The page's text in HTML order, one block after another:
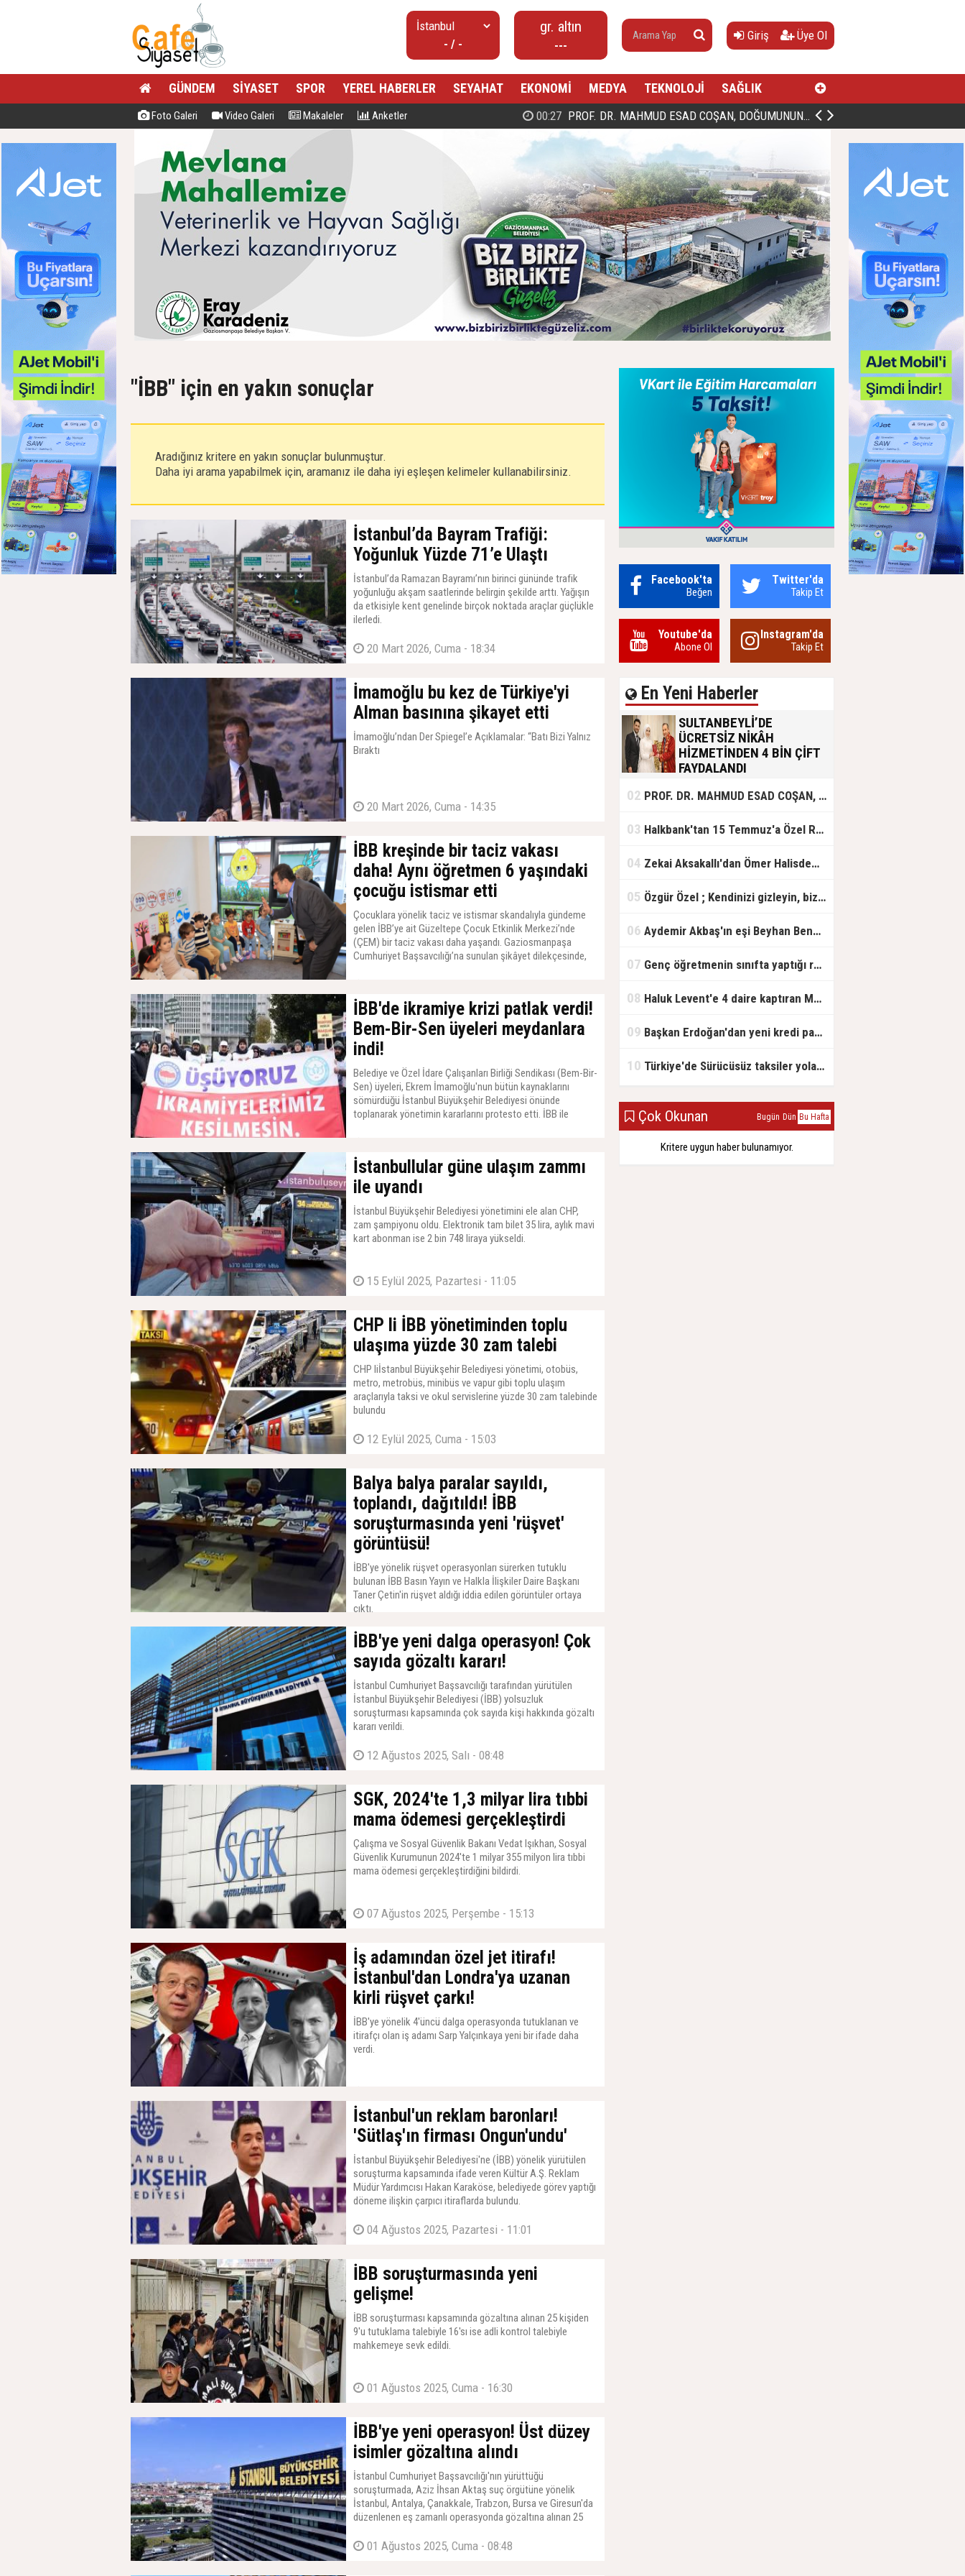
- / -
gr. altın
---
Giriş Üye Ol
GÜNDEM SİYASET SPOR YEREL HABERLER SEYAHAT EKONOMİ MEDYA TEKNOLOJİ SAĞLIK
Foto Galeri Video Galeri Makaleler Anketler 00:27 PROF. DR. MAHMUD ESAD COŞAN, DOĞUMUNUN HİCRÎ 91. YILINDA ELAZIĞ'DA YÂD EDİLECEK
"İBB" için en yakın sonuçlar
Aradığınız kritere en yakın sonuçlar bulunmuştur.
Daha iyi arama yapabilmek için, aramanız ile daha iyi eşleşen kelimeler kullanabilirsiniz.
İstanbul’da Bayram Trafiği:
Yoğunluk Yüzde 71’e Ulaştı
İstanbul’da Ramazan Bayramı’nın birinci gününde trafik
yoğunluğu akşam saatlerinde belirgin şekilde arttı. Yağışın
da etkisiyle kent genelinde birçok noktada araçlar güçlükle
ilerledi.
20 Mart 2026, Cuma - 18:34
İmamoğlu bu kez de Türkiye'yi
Alman basınına şikayet etti
İmamoğlu’ndan Der Spiegel’e Açıklamalar: “Batı Bizi Yalnız
Bıraktı
20 Mart 2026, Cuma - 14:35
İBB kreşinde bir taciz vakası
daha! Aynı öğretmen 6 yaşındaki
çocuğu istismar etti
Çocuklara yönelik taciz ve istismar skandalıyla gündeme
gelen İBB’ye ait Güzeltepe Çocuk Etkinlik Merkezi’nde
(ÇEM) bir taciz vakası daha yaşandı. Gaziosmanpaşa
Cumhuriyet Başsavcılığı’na sunulan şikâyet dilekçesinde,
U’nun ailesinin gündeme getirdiği olay ile benzerliklerin
olduğunu belirten M’nin annesi iddiaların araştırılması için
savcılığa şikayette bulundu.
İBB'de ikramiye krizi patlak verdi!
Bem-Bir-Sen üyeleri meydanlara
indi!
Belediye ve Özel İdare Çalışanları Birliği Sendikası (Bem-Bir-
Sen) üyeleri, Ekrem İmamoğlu'nun bütün kaynaklarını
sömürdüğü İstanbul Büyükşehir Belediyesi önünde
toplanarak yönetimin kararlarını protesto etti. İBB ile
kazanılmış hakkı olan ikramiyelerin kesilmesi üzerine
başlayan gerginlik sokağa taşındı. Sendika temsilcileri,
çalışanların ekonomik haklarının gasbedildiğini savunarak
belediye yönetimini ser
İstanbullular güne ulaşım zammı
ile uyandı
İstanbul Büyükşehir Belediyesi yönetimini ele alan CHP,
zam şampiyonu oldu. Elektronik tam bilet 35 lira, aylık mavi
kart abonman ise 2 bin 748 liraya yükseldi.
15 Eylül 2025, Pazartesi - 11:05
CHP li İBB yönetiminden toplu
ulaşıma yüzde 30 zam talebi
CHP liİstanbul Büyükşehir Belediyesi yönetimi, otobüs,
metro, metrobüs, minibüs ve vapur gibi toplu ulaşım
araçlarıyla taksi ve okul servislerine yüzde 30 zam talebinde
bulundu
12 Eylül 2025, Cuma - 15:03
Balya balya paralar sayıldı,
toplandı, dağıtıldı! İBB
soruşturmasında yeni 'rüşvet'
görüntüsü!
İBB'ye yönelik rüşvet operasyonları sürerken tutuklu
bulunan İBB Basın Yayın ve Halkla İlişkiler Daire Başkanı
Taner Çetin'in rüşvet aldığı iddia edilen görüntüler ortaya
çıktı.
12 Ağustos 2025, Salı - 13:03
İBB'ye yeni dalga operasyon! Çok
sayıda gözaltı kararı!
İstanbul Cumhuriyet Başsavcılığı tarafından yürütülen
İstanbul Büyükşehir Belediyesi (İBB) yolsuzluk
soruşturması kapsamında çok sayıda kişi hakkında gözaltı
kararı verildi.
12 Ağustos 2025, Salı - 08:48
SGK, 2024'te 1,3 milyar lira tıbbi
mama ödemesi gerçekleştirdi
Çalışma ve Sosyal Güvenlik Bakanı Vedat Işıkhan, Sosyal
Güvenlik Kurumunun 2024'te 1 milyar 355 milyon lira tıbbi
mama ödemesi gerçekleştirdiğini bildirdi.
07 Ağustos 2025, Perşembe - 15:13
İş adamından özel jet itirafı!
İstanbul'dan Londra'ya uzanan
kirli rüşvet çarkı!
İBB'ye yönelik 4'üncü dalga operasyonda tutuklanan ve
itirafçı olan iş adamı Sarp Yalçınkaya yeni bir ifade daha
verdi.
İstanbul'un reklam baronları!
'Sütlaş'ın firması Ongun'undu'
İstanbul Büyükşehir Belediyesi'ne (İBB) yönelik yürütülen
soruşturma kapsamında ifade veren Kültür A.Ş. Reklam
Müdür Yardımcısı Hakan Karaköse, belediyede görev yaptığı
döneme ilişkin çarpıcı itiraflarda bulundu.
04 Ağustos 2025, Pazartesi - 11:01
İBB soruşturmasında yeni
gelişme!
İBB soruşturması kapsamında gözaltına alınan 25 kişiden
9'u tutuklama talebiyle 16'sı ise adli kontrol talebiyle
mahkemeye sevk edildi.
01 Ağustos 2025, Cuma - 16:30
İBB'ye yeni operasyon! Üst düzey
isimler gözaltına alındı
İstanbul Cumhuriyet Başsavcılığı'nın yürüttüğü
soruşturmada, Aziz İhsan Aktaş suç örgütüne yönelik
İstanbul, Antalya, Çanakkale, Trabzon, Bursa ve Giresun'da
düzenlenen eş zamanlı operasyonda gözaltına alınan 25
01 Ağustos 2025, Cuma - 08:48
Facebook'ta
Beğen
Twitter'da
Takip Et
Youtube'da
Abone Ol
Instagram'da
Takip Et
En Yeni Haberler
SULTANBEYLİ’DE
ÜCRETSİZ NİKÂH
HİZMETİNDEN 4 BİN ÇİFT
FAYDALANDI
olan gençlere destek amacıyla
başlattığı ücretsiz nikâh hizmetini
başlattıklarını belirten Sultanbeyli
ücretsiz hizmet vermenin
02 PROF. DR. MAHMUD ESAD COŞAN, DOĞUMUNUN HİCRÎ 91. YILINDA ELAZIĞ'DA YÂD EDİLECEK
03 Halkbank'tan 15 Temmuz'a Özel Reklam Filmi: "İrade Bizim, Zafer Bizim"
04 Zekai Aksakallı'dan Ömer Halisdemir'e 'vefa' ziyareti!
05 Özgür Özel ; Kendinizi gizleyin, bizden işaret bekleyin
06 Aydemir Akbaş'ın eşi Beyhan Benek Akbaş hayatını kaybetti
07 Genç öğretmenin sınıfta yaptığı rezil paylaşım
08 Haluk Levent'e 4 daire kaptıran Müteahhit soluğu savcılıkta aldı
09 Başkan Erdoğan'dan yeni kredi paketi müjdesi: 6 ay geri ödemesiz, 36 ay vadeli
10 Türkiye'de Sürücüsüz taksiler yola çıkmaya hazırlanıyor
Çok Okunan Bugün Dün Bu Hafta
Kritere uygun haber bulunamıyor.